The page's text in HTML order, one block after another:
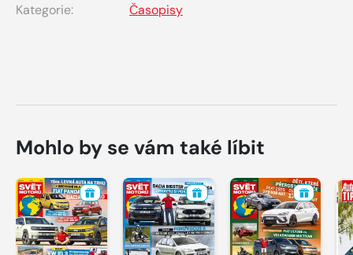
Kategorie:
Časopisy
Mohlo by se vám také líbit